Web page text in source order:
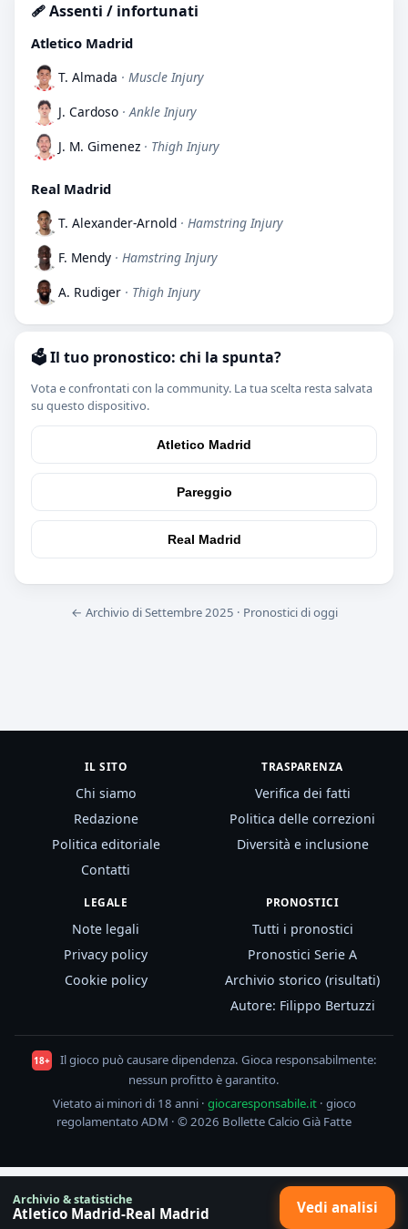
🩹 Assenti / infortunati
Atletico Madrid
T. Almada · Muscle Injury
J. Cardoso · Ankle Injury
J. M. Gimenez · Thigh Injury
Real Madrid
T. Alexander-Arnold · Hamstring Injury
F. Mendy · Hamstring Injury
A. Rudiger · Thigh Injury
🗳️ Il tuo pronostico: chi la spunta?
Vota e confrontati con la community. La tua scelta resta salvata
su questo dispositivo.
Atletico Madrid
Pareggio
Real Madrid
← Archivio di Settembre 2025 · Pronostici di oggi
IL SITO
Chi siamo
Redazione
Politica editoriale
Contatti
TRASPARENZA
Verifica dei fatti
Politica delle correzioni
Diversità e inclusione
LEGALE
Note legali
Privacy policy
Cookie policy
PRONOSTICI
Tutti i pronostici
Pronostici Serie A
Archivio storico (risultati)
Autore: Filippo Bertuzzi
18+
Il gioco può causare dipendenza. Gioca responsabilmente:
nessun profitto è garantito.
Vietato ai minori di 18 anni · giocaresponsabile.it· gioco
regolamentato ADM · © 2026 Bollette Calcio Già Fatte
Archivio & statistiche
Atletico Madrid-Real Madrid Vedi analisi